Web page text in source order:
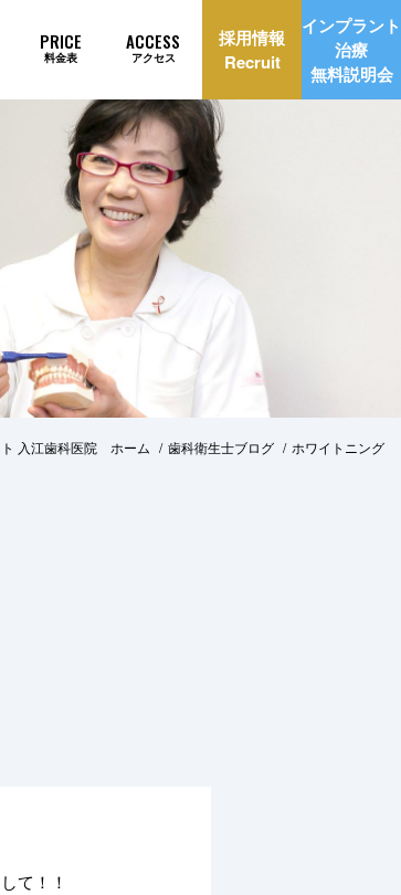
インプラント治療自動見積もり
PRICE
料金表
ACCESS
アクセス
採用情報
Recruit
インプラント
治療
無料説明会
入江歯科医院 ホーム 歯科衛生士ブログ ホワイトニング
て！！